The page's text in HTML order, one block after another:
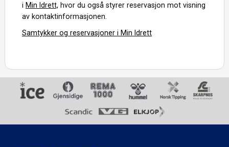
i Min Idrett, hvor du også styrer reservasjon mot visning
av kontaktinformasjonen.
Samtykker og reservasjoner i Min Idrett